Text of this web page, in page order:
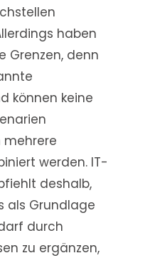
haben
Grenzen, denn
können keine
mehrere
werden. IT-
deshalb,
als Grundlage
durch
zu ergänzen,